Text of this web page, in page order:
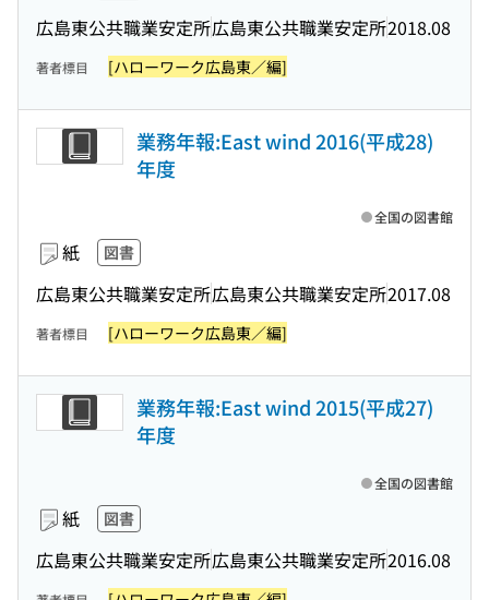
広島東公共職業安定所広島東公共職業安定所2018.08
著者標目 [ハローワーク広島東／編]
業務年報:East wind 2016(平成28)
年度
紙 図書
広島東公共職業安定所広島東公共職業安定所2017.08
全国の図書館
著者標目 [ハローワーク広島東／編]
業務年報:East wind 2015(平成27)
年度
紙 図書
広島東公共職業安定所広島東公共職業安定所2016.08
全国の図書館